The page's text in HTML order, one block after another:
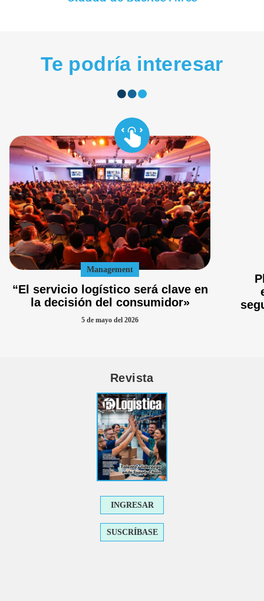
Te podría interesar
Management
“El servicio logístico será clave en
la decisión del consumidor»
5 de mayo del 2026
Revista
INGRESAR
SUSCRÍBASE